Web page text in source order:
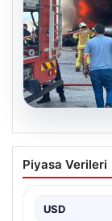
Dumanlar
Piyasa Verileri
USD